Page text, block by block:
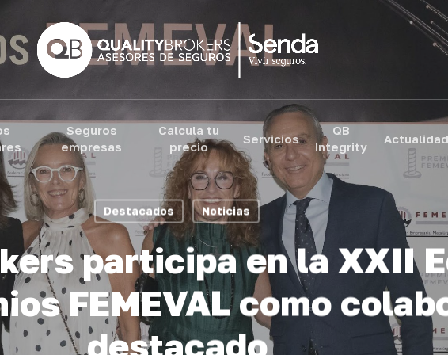
Seguros
empresas
Calcula tu
precio
Servicios
QB
Integrity
Actualidad
Destacados Noticias
participa en la XXII
FEMEVAL como
destacado